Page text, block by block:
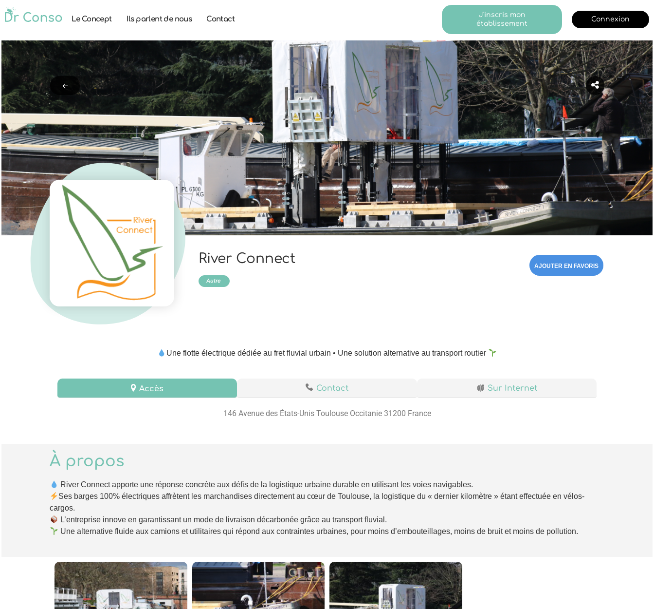
Le Concept Ils parlent de nous Contact
J'inscris mon
établissement
Connexion
←
River Connect
Autre
AJOUTER EN FAVORIS
Une flotte électrique dédiée au fret fluvial urbain • Une solution alternative au transport routier
Accès Contact Sur Internet
146 Avenue des États-Unis Toulouse Occitanie 31200 France
À propos
River Connect apporte une réponse concrète aux défis de la logistique urbaine durable en utilisant les voies navigables.
Ses barges 100% électriques affrètent les marchandises directement au cœur de Toulouse, la logistique du « dernier kilomètre » étant effectuée en vélos-
cargos.
L’entreprise innove en garantissant un mode de livraison décarbonée grâce au transport fluvial.
Une alternative fluide aux camions et utilitaires qui répond aux contraintes urbaines, pour moins d’embouteillages, moins de bruit et moins de pollution.